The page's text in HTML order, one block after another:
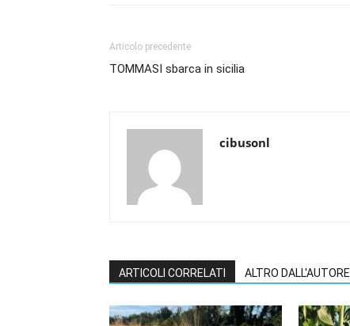
Articolo precedente
TOMMASI sbarca in sicilia
cibusonl
ARTICOLI CORRELATI ALTRO DALL'AUTORE